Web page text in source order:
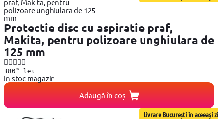
Protectie disc cu aspiratie praf,
Makita, pentru polizoare unghiulara de
125 mm
38099lei
In stoc magazin
Adaugă în coș
Livrare București în aceeași zi